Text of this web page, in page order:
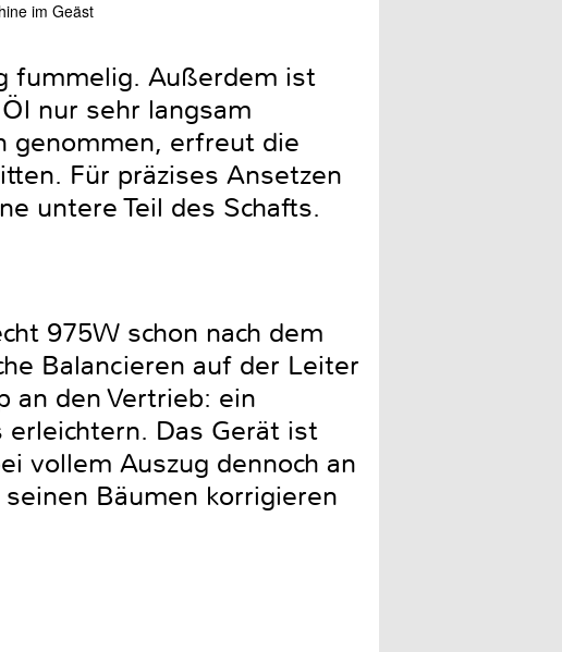
im Geäst
fummelig. Außerdem ist
nur sehr langsam
genommen, erfreut die
Für präzises Ansetzen
untere Teil des Schafts.
975W schon nach dem
Balancieren auf der Leiter
an den Vertrieb: ein
Das Gerät ist
vollem Auszug dennoch an
Bäumen korrigieren